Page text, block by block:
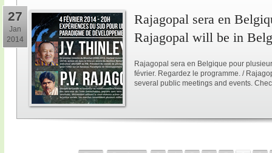
27
Jan
2014
Rajagopal sera en
Rajagopal will be in
Rajagopal sera en Belgique pour
février. Regardez le programme. /
several public meetings and events.